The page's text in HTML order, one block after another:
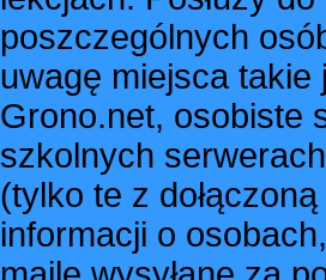
poszczególnych
uwagę miejsca
Grono.net, osobiste
szkolnych
(tylko te z
informacji o